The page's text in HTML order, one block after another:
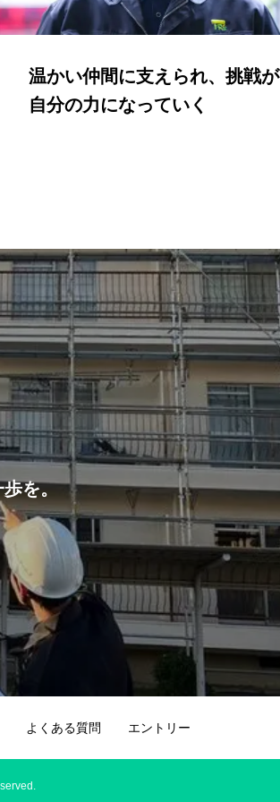
温かい仲間に支えられ、挑戦が
自分の力になっていく
歩を。
よくある質問 エントリー